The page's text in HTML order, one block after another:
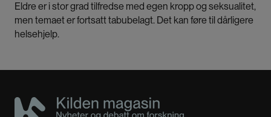
Eldre er i stor grad tilfredse med egen kropp og seksualitet,
men temaet er fortsatt tabubelagt. Det kan føre til dårligere
helsehjelp.